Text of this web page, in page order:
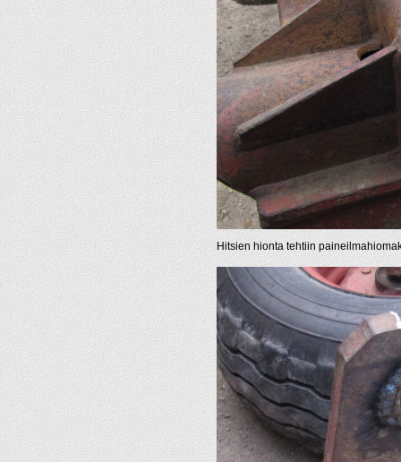
Hitsien hionta tehtiin